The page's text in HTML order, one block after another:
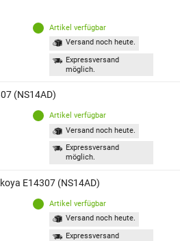
Artikel verfügbar
Versand noch heute.
Expressversand
möglich.
(NS14AD)
Artikel verfügbar
Versand noch heute.
Expressversand
möglich.
E14307 (NS14AD)
Artikel verfügbar
Versand noch heute.
Expressversand